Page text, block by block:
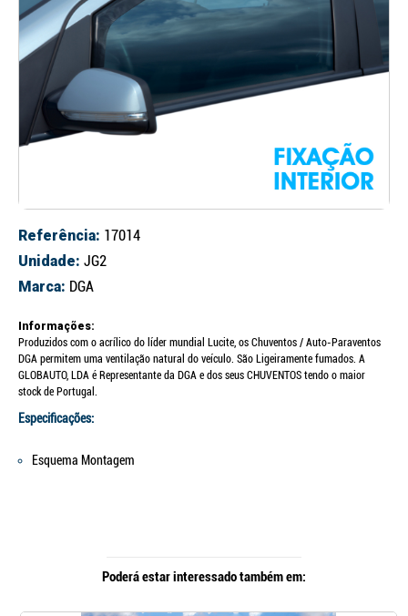
Referência: 17014
Unidade: JG2
Marca: DGA
Informações:
Produzidos com o acrílico do líder mundial Lucite, os Chuventos / Auto-Paraventos
DGA permitem uma ventilação natural do veículo. São Ligeiramente fumados. A
GLOBAUTO, LDA é Representante da DGA e dos seus CHUVENTOS tendo o maior
stock de Portugal.
Especificações:
Esquema Montagem
Poderá estar interessado também em: